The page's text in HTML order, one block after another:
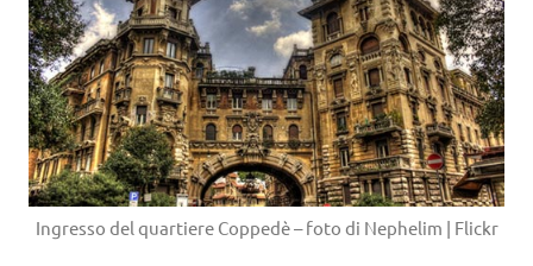
Ingresso del quartiere Coppedè – foto di Nephelim | Flickr